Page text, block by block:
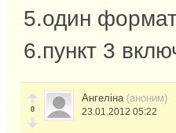
5.один
6.пункт 3
0
Ангеліна (аноним)
23.01.2012 05:22